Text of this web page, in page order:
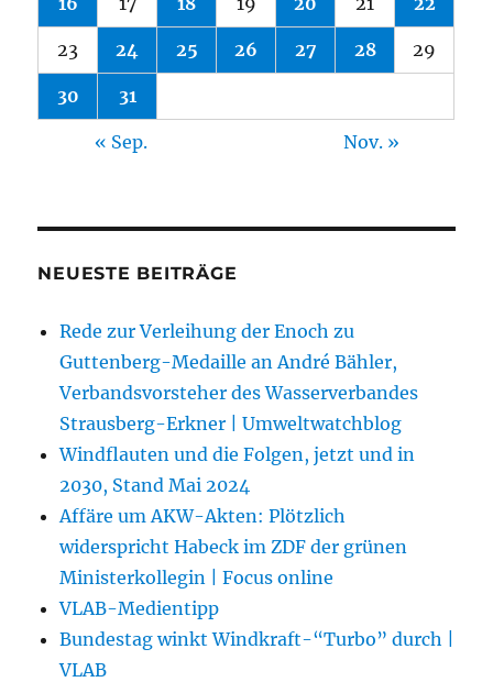
23 24 25 26 27 28 29
30 31
« Sep. Nov. »
NEUESTE BEITRÄGE
Rede zur Verleihung der Enoch zu
Guttenberg-Medaille an André Bähler,
Verbandsvorsteher des Wasserverbandes
Strausberg-Erkner | Umweltwatchblog
Windflauten und die Folgen, jetzt und in
2030, Stand Mai 2024
Affäre um AKW-Akten: Plötzlich
widerspricht Habeck im ZDF der grünen
Ministerkollegin | Focus online
VLAB-Medientipp
Bundestag winkt Windkraft-“Turbo” durch |
VLAB